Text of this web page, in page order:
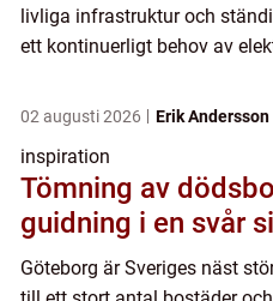
livliga infrastruktur och
ett kontinuerligt behov av
02 augusti 2026 Erik Andersson
inspiration
Tömning av
guidning i en svår
Göteborg är Sveriges näst